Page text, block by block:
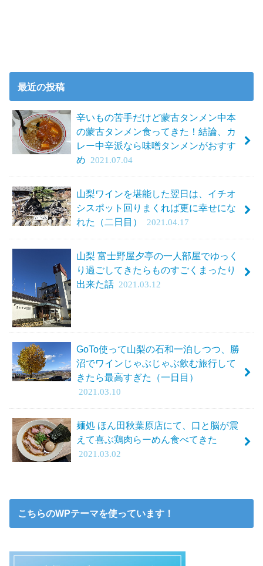
最近の投稿
辛いもの苦手だけど蒙古タンメン中本
の蒙古タンメン食ってきた！結論、カ
レー中辛派なら味噌タンメンがおすす
め 2021.07.04
山梨ワインを堪能した翌日は、イチオ
シスポット回りまくれば更に幸せにな
れた（二日目）
2021.04.17
山梨 富士野屋夕亭の一人部屋でゆっく
り過ごしてきたらものすごくまったり
出来た話 2021.03.12
GoTo使って山梨の石和一泊しつつ、勝
沼でワインじゃぶじゃぶ飲む旅行して
きたら最高すぎた（一日目）
2021.03.10
麺処 ほん田秋葉原店にて、口と脳が震
えて喜ぶ鶏肉らーめん食べてきた
2021.03.02
こちらのWPテーマを使っています！